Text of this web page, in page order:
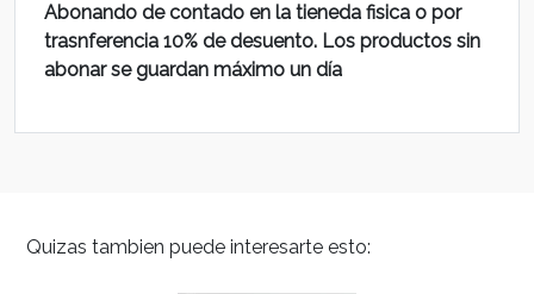
Abonando de contado en la tieneda fisica o por
trasnferencia 10% de desuento. Los productos sin
abonar se guardan máximo un día
Quizas tambien puede interesarte esto: